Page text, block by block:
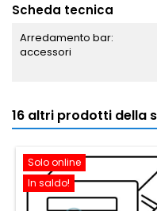
Scheda tecnica
Arredamento bar:
accessori
16 altri prodotti della
Solo online
In saldo!